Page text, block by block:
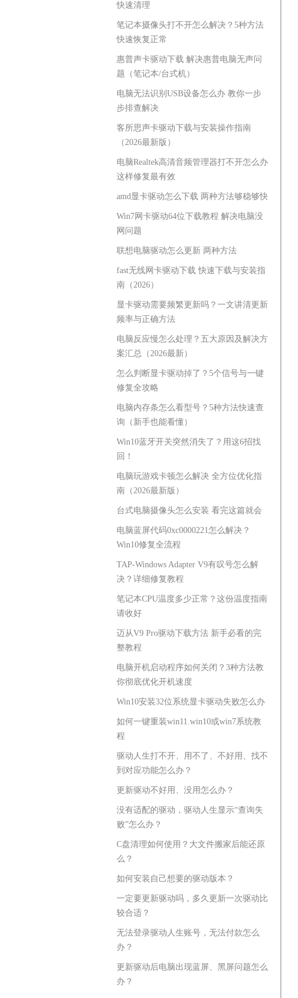
快速清理
笔记本摄像头打不开怎么解决？5种方法
快速恢复正常
惠普声卡驱动下载 解决惠普电脑无声问
题（笔记本/台式机）
电脑无法识别USB设备怎么办 教你一步
步排查解决
客所思声卡驱动下载与安装操作指南
（2026最新版）
电脑Realtek高清音频管理器打不开怎么办
这样修复最有效
amd显卡驱动怎么下载 两种方法够稳够快
Win7网卡驱动64位下载教程 解决电脑没
网问题
联想电脑驱动怎么更新 两种方法
fast无线网卡驱动下载 快速下载与安装指
南（2026）
显卡驱动需要频繁更新吗？一文讲清更新
频率与正确方法
电脑反应慢怎么处理？五大原因及解决方
案汇总（2026最新）
怎么判断显卡驱动掉了？5个信号与一键
修复全攻略
电脑内存条怎么看型号？5种方法快速查
询（新手也能看懂）
Win10蓝牙开关突然消失了？用这6招找
回！
电脑玩游戏卡顿怎么解决 全方位优化指
南（2026最新版）
台式电脑摄像头怎么安装 看完这篇就会
电脑蓝屏代码0xc0000221怎么解决？
Win10修复全流程
TAP-Windows Adapter V9有叹号怎么解
决？详细修复教程
笔记本CPU温度多少正常？这份温度指南
请收好
迈从V9 Pro驱动下载方法 新手必看的完
整教程
电脑开机启动程序如何关闭？3种方法教
你彻底优化开机速度
Win10安装32位系统显卡驱动失败怎么办
如何一键重装win11.win10或win7系统教
程
驱动人生打不开、用不了、不好用、找不
到对应功能怎么办？
更新驱动不好用、没用怎么办？
没有适配的驱动，驱动人生显示“查询失
败”怎么办？
C盘清理如何使用？大文件搬家后能还原
么？
如何安装自己想要的驱动版本？
一定要更新驱动吗，多久更新一次驱动比
较合适？
无法登录驱动人生账号，无法付款怎么
办？
更新驱动后电脑出现蓝屏、黑屏问题怎么
办？